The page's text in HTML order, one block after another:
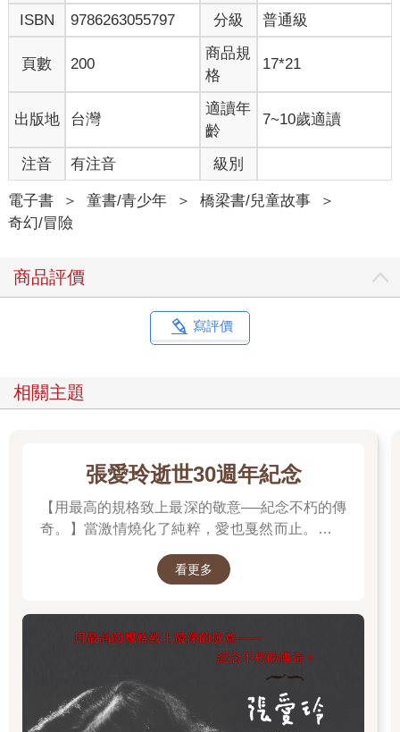
完成了嗎？今天我要拿到稿子……一定要拿到！」
指原主編的聲音很平靜，但他說話的語氣強而有力，甚至可以感
覺到他的殺氣。
「啊啊啊！」博人嚇得整個人差點跌倒。
慘了，慘了，指原主編的聲音聽起來超生氣。聽他的語氣，一定
會找上門來。不，他搞不好已經快到公寓附近了。啊啊！得趕快
博人抓起皮夾，不顧一切的衝出家門。
在所有責任編輯中，指原主編最令人害怕。他是創辦了很受歡迎
的《年輕人》雜誌的資深主編，如果漫畫的內容乏善可陳，他會
毫不留情的退稿，而且催稿催得最緊。
方」，準確的程度簡直達到了神人等級，博人之前好幾次躲去咖
啡店或是家庭餐廳，結果都被他找到了。
今天一定要躲去一個他絕對不會發現的地方。要去圖書館嗎？還
是小巷子裡的網咖？或是乾脆去住商務飯店算了？
這裡！」
「但是我也很忙，也有畫稿不順的時候。可惡，真希望可以順利
「請問你是漫畫家梅田博人老師嗎？」有個聲音突然詢問。
博人抬頭一看，發現是一個身穿紫紅色和服的女人，她的頭髮故
意染成白色，臉蛋卻很年輕，所以整個人顯得很奇怪。
但是看到對方滿面笑容，博人忍不住點了點頭說：
「啊，真的是老師。我是你的粉絲，原本期待來這附近或許有機
會遇到你，沒想到真的遇到了。」
女人的語氣很開心，但她說話有一種特殊的腔調。
「對，因為附近商店街的人經常提到你，說你每次快到截稿日就
會逃去很多家店，但十之八九都會被編輯逮到。你今天該不會也
ISBN 9786263055797 分級 普通級
頁數 200
商品規
格
17*21
出版地 台灣
適讀年
齡
7~10歲適讀
注音 有注音 級別
電子書 ＞ 童書/青少年 ＞ 橋梁書/兒童故事
＞
奇幻/冒險
商品評價
寫評價
相關主題
張愛玲逝世30週年紀念
【用最高的規格致上最深的敬意──紀念不朽的傳
奇。】當激情燒化了純粹，愛也戛然而止。透視
看更多